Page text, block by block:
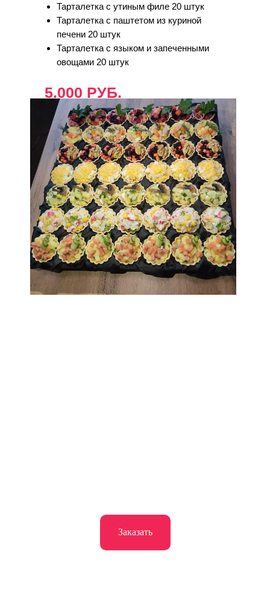
Тарталетка с утиным филе 20 штук
Тарталетка с паштетом из куриной
печени 20 штук
Тарталетка с языком и запеченными
овощами 20 штук
5.000 РУБ.
Заказать